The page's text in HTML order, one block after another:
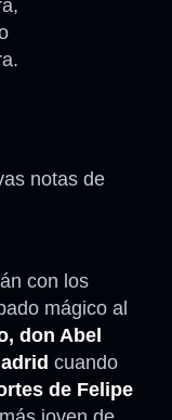
notas de
con los
mágico al
don Abel
cuando
de Felipe